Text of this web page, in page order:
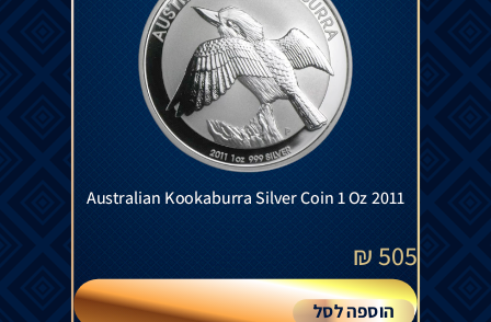
Australian Kookaburra Silver Coin 1 Oz 2011
505
₪
הוספה לסל